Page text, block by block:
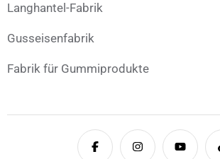
Langhantel-Fabrik
Gusseisenfabrik
Fabrik für Gummiprodukte